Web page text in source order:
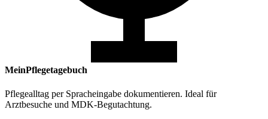
MeinPflegetagebuch
Pflegealltag per Spracheingabe dokumentieren. Ideal für
Arztbesuche und MDK-Begutachtung.